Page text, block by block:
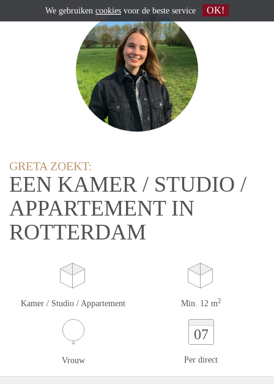
GRETA ZOEKT:
EEN KAMER / STUDIO /
APPARTEMENT IN
ROTTERDAM
Kamer / Studio / Appartement Min. 12 m2
Vrouw
07
Per direct
We gebruiken cookies voor de beste service OK!